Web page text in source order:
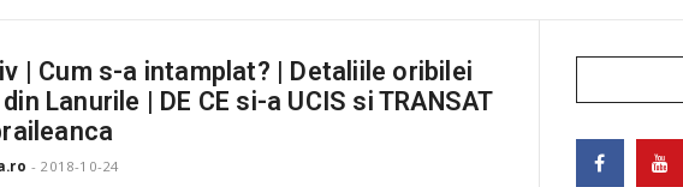
| Cum s-a intamplat? | Detaliile oribilei
din Lanurile | DE CE si-a UCIS si TRANSAT
- 2018-10-24